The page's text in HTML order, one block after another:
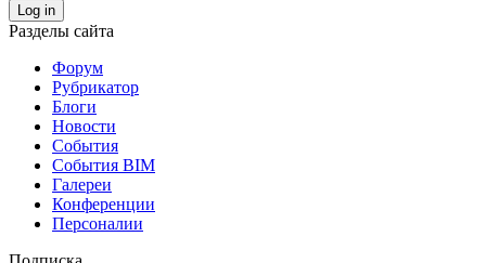
Log in
Разделы сайта
Форум
Рубрикатор
Блоги
Новости
События
События BIM
Галереи
Конференции
Персоналии